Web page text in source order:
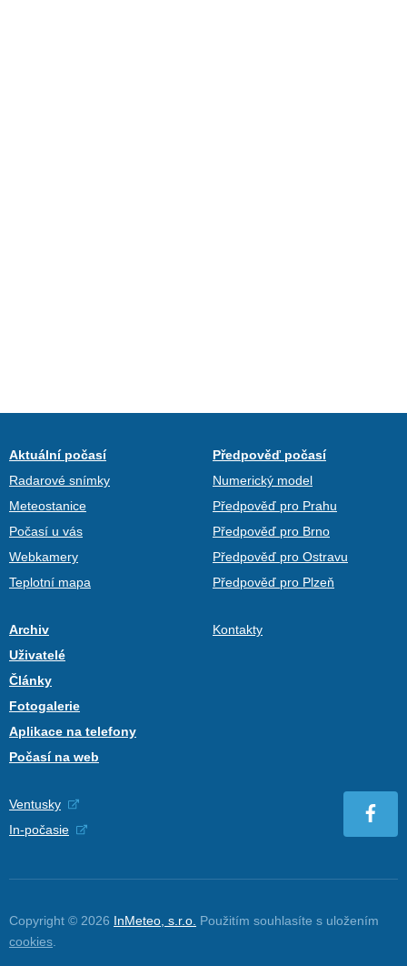
Aktuální počasí
Radarové snímky
Meteostanice
Počasí u vás
Webkamery
Teplotní mapa
Předpověď počasí
Numerický model
Předpověď pro Prahu
Předpověď pro Brno
Předpověď pro Ostravu
Předpověď pro Plzeň
Archiv
Uživatelé
Články
Fotogalerie
Aplikace na telefony
Počasí na web
Kontakty
Ventusky
In-počasie
Copyright © 2026 InMeteo, s.r.o. Použitím souhlasíte s uložením
cookies